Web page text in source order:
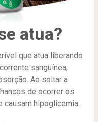
atua?
que atua liberando
sanguínea,
Ao soltar a
de ocorrer os
causam hipoglicemia.